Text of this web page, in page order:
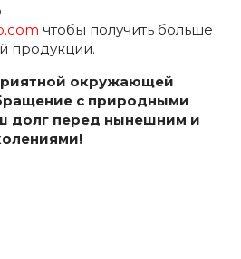
чтобы получить больше
продукции.
окружающей
с природными
долг перед нынешним и
!